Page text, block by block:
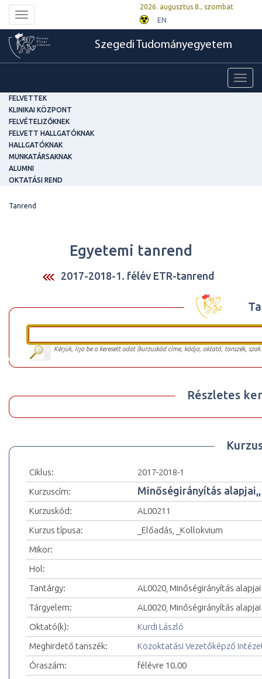
Toggle
navigation
2026. augusztus 8., szombat
EN
Szegedi Tudományegyetem
FELVETTEK
KLINIKAI KÖZPONT
FELVÉTELIZŐKNEK
FELVETT HALLGATÓKNAK
HALLGATÓKNAK
MUNKATÁRSAKNAK
ALUMNI
OKTATÁSI REND
Tanrend
Egyetemi tanrend
2017-2018-1. félév ETR-tanrend
Kérjük, írja be a keresett adat (kurzuskód címe, kódja, oktató, tanszék,
Részletes
Ciklus:
2017-2018-1
Kurzuscím:
Minőségirányítás alapjai,,
Kurzuskód:
AL00211
Kurzus típusa:
_Előadás, _Kollokvium
Mikor:
Hol:
Tantárgy:
AL0020, Minőségirányítás
Tárgyelem:
AL0020, Minőségirányítás
Oktató(k):
Kurdi László
Meghirdető tanszék:
Közoktatási Vezetőképző
Óraszám:
félévre 10.00